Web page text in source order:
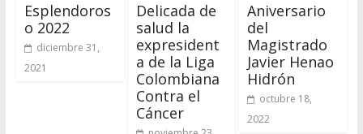
Esplendoros
o 2022
diciembre 31,
2021
Delicada de
salud la
expresident
a de la Liga
Colombiana
Contra el
Cáncer
Aniversario
del
Magistrado
Javier Henao
Hidrón
octubre 18,
2022